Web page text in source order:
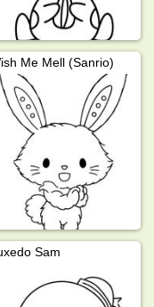
Me Mell (Sanrio)
Sam